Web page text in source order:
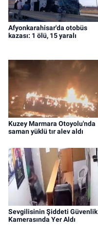
Afyonkarahisar'da otobüs
kazası: 1 ölü, 15 yaralı
Kuzey Marmara Otoyolu'nda
saman yüklü tır alev aldı
Sevgilisinin Şiddeti Güvenlik
Kamerasında Yer Aldı